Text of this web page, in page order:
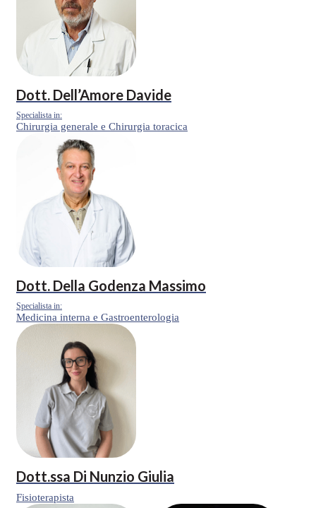
Dott. Dell’Amore Davide
Specialista in:
Chirurgia generale e Chirurgia toracica
Dott. Della Godenza Massimo
Specialista in:
Medicina interna e Gastroenterologia
Dott.ssa Di Nunzio Giulia
Fisioterapista